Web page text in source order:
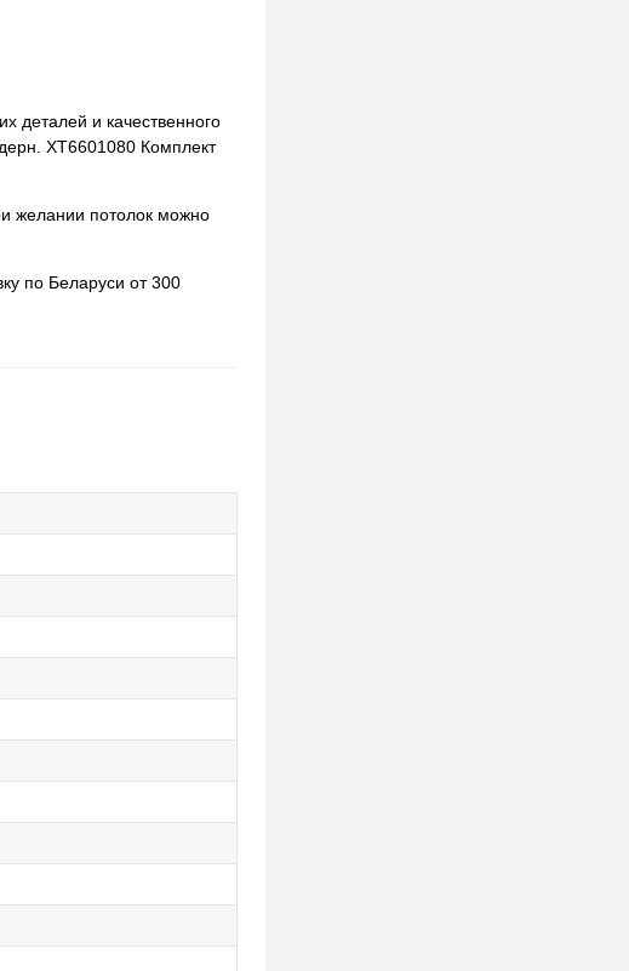
деталей и качественного
XT6601080 Комплект
желании потолок можно
по Беларуси от 300